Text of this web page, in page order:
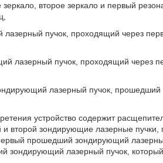
второе зеркало и первый
пучок, проходящий через
лазерный пучок, проходящий через
лазерный пучок, прошедший
устройство содержит
второй зондирующие лазерные пучки,
прошедший зондирующий
зондирующий лазерный пучок,